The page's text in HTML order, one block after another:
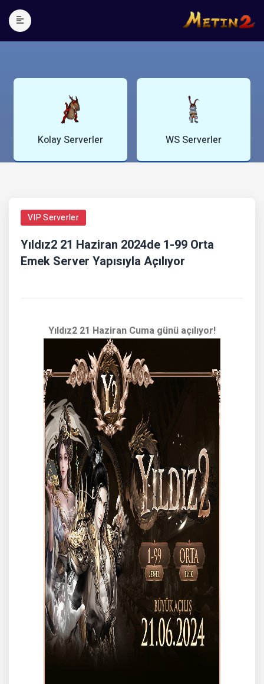
WS Serverler Blog Yazıları
VIP Serverler
Yıldız2 21 Haziran 2024de 1-99 Orta
Emek Server Yapısıyla Açılıyor
Yıldız2 21 Haziran Cuma günü açılıyor!